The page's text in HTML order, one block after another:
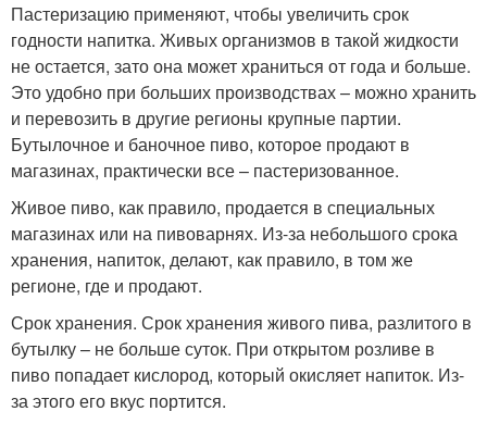
Пастеризацию применяют, чтобы увеличить срок
годности напитка. Живых организмов в такой жидкости
не остается, зато она может храниться от года и больше.
Это удобно при больших производствах – можно хранить
и перевозить в другие регионы крупные партии.
Бутылочное и баночное пиво, которое продают в
магазинах, практически все – пастеризованное.
Живое пиво, как правило, продается в специальных
магазинах или на пивоварнях. Из-за небольшого срока
хранения, напиток, делают, как правило, в том же
регионе, где и продают.
Срок хранения. Срок хранения живого пива, разлитого в
бутылку – не больше суток. При открытом розливе в
пиво попадает кислород, который окисляет напиток. Из-
за этого его вкус портится.